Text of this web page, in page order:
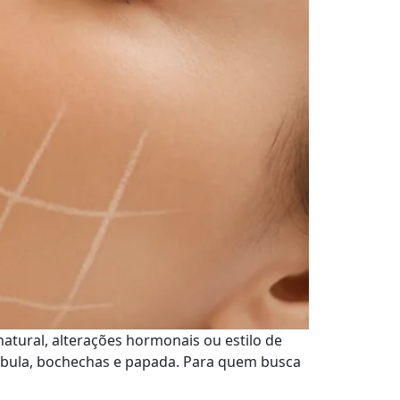
alterações hormonais ou estilo de
bochechas e papada. Para quem busca